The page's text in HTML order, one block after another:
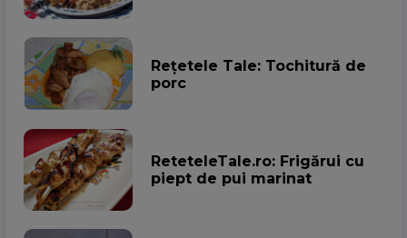
Rețetele Tale: Tochitură de
porc
ReteteleTale.ro: Frigărui cu
piept de pui marinat